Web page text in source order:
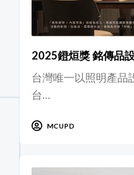
2025鐙烜獎 銘傳品
台灣唯一以照明產品
台…
MCUPD